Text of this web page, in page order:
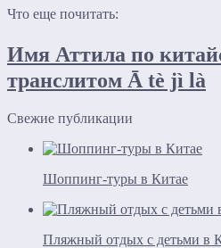
Что еще почитать:
Имя Аттила по
транслитом Ā tè jì là
Свежие публикации
Шоппинг-туры в Китае
Пляжный отдых с детьми в